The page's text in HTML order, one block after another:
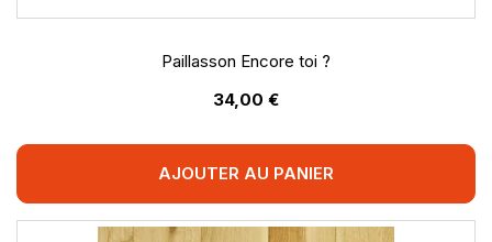
Paillasson Encore toi ?
34,00 €
AJOUTER AU PANIER